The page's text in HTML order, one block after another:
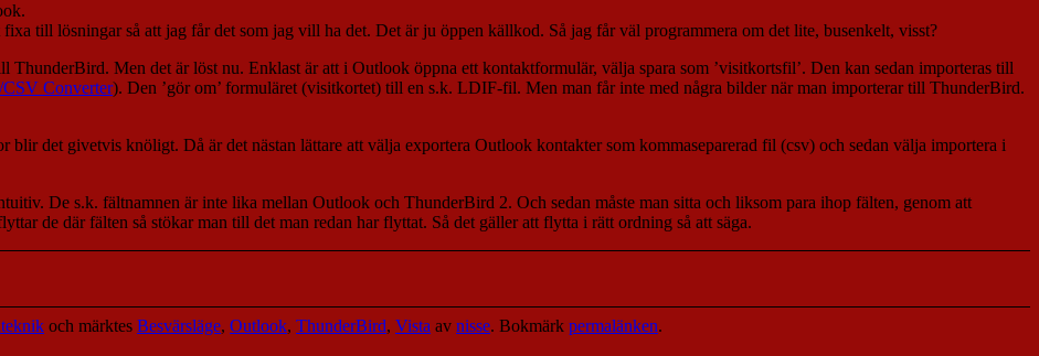
till lösningar så att jag får det som jag vill ha det. Det är ju öppen källkod. Så jag får väl programmera om det lite, busenkelt, visst?
Men det är löst nu. Enklast är att i Outlook öppna ett kontaktformulär, välja spara som ’visitkortsfil’. Den kan sedan importeras till
Converter). Den ’gör om’ formuläret (visitkortet) till en s.k. LDIF-fil. Men man får inte med några bilder när man importerar till ThunderBird.
blir det givetvis knöligt. Då är det nästan lättare att välja exportera Outlook kontakter som kommaseparerad fil (csv) och sedan välja importera i
De s.k. fältnamnen är inte lika mellan Outlook och ThunderBird 2. Och sedan måste man sitta och liksom para ihop fälten, genom att
de där fälten så stökar man till det man redan har flyttat. Så det gäller att flytta i rätt ordning så att säga.
och märktes Besvärsläge, Outlook, ThunderBird, Vista av nisse. Bokmärk permalänken.